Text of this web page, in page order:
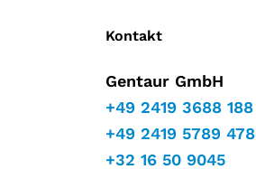
Kontakt
Gentaur GmbH
+49 2419 3688 188
+49 2419 5789 478
+32 16 50 9045